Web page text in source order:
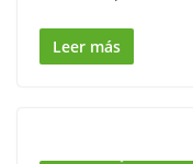
Leer más